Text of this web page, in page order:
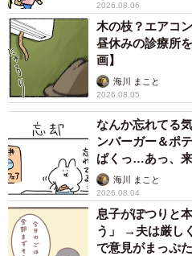
2026.08.06
木の枝？エアコ
昼休みの診療所
画】
海川 まこと
2026.08.05
なんか忘れてる
ンバーガー＆ポ
ぱくっ…あっ、来
海川 まこと
2026.08.04
息子がぽつりと
う」 →夫は厳
で意見がまっぷ